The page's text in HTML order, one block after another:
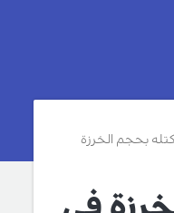
كتله بحجم الخرزة